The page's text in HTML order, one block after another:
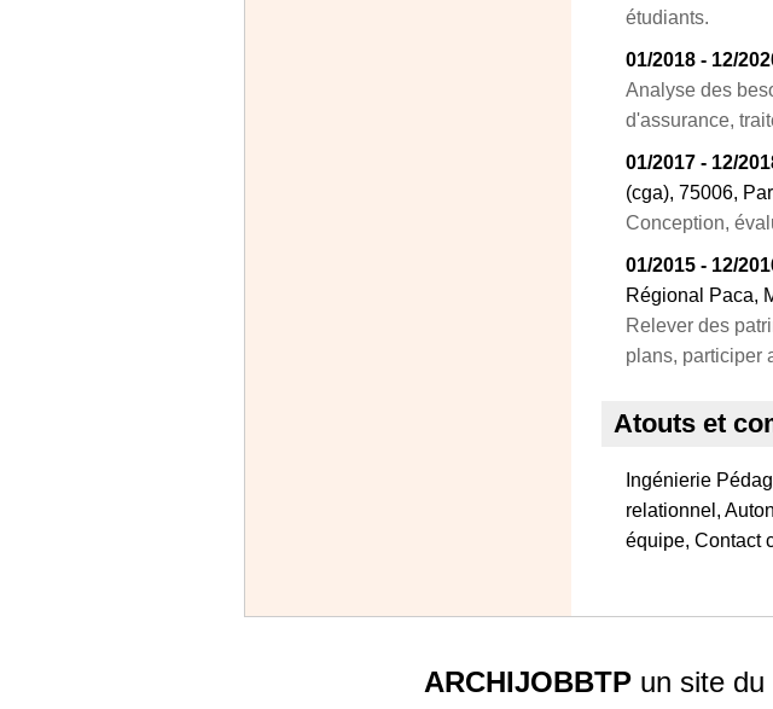
étudiants.
01/2018 - 12/
Analyse des
d'assurance,
01/2017 - 12/
(cga), 75006,
Conception,
01/2015 - 12/
Régional Paca,
Relever des
plans, participer
Atouts et
Ingénierie
relationnel,
équipe, Contact
ARCHIJOBBTPun site du